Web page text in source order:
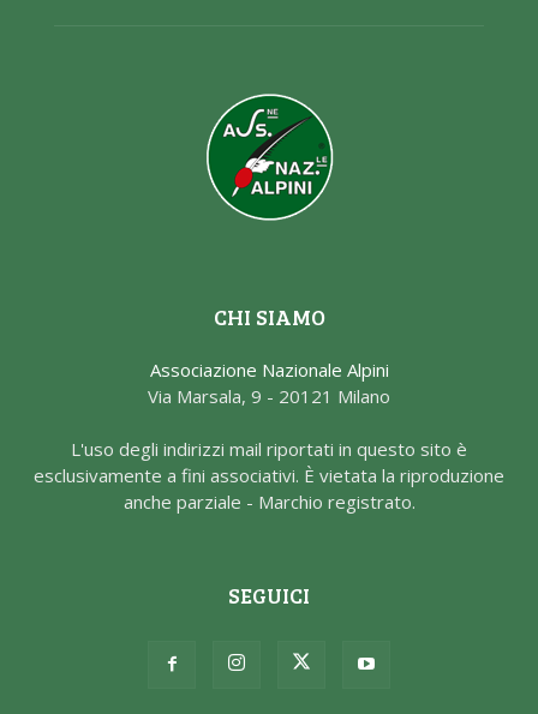
CHI SIAMO
Associazione Nazionale Alpini
Via Marsala, 9 - 20121 Milano
L'uso degli indirizzi mail riportati in questo sito è
esclusivamente a fini associativi. È vietata la riproduzione
anche parziale - Marchio registrato.
SEGUICI